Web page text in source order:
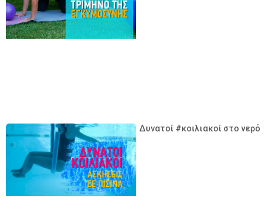
Δυνατοί #κοιλιακοί στο νερό